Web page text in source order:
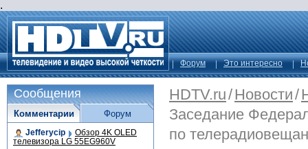
.
Форум Это интересно
HDTV.ru/Новости/
Заседание
по
Сообщения
Комментарии
Jefferycip Обзор 4K OLED
телевизора LG 55EG960V
Форум